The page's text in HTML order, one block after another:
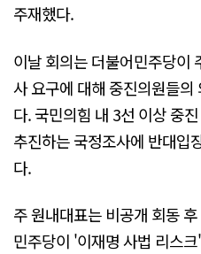
주재했다.
이날 회의는 더불어민주당이
사 요구에 대해 중진의원들
다. 국민의힘 내 3선 이상 중
추진하는 국정조사에 반대입
다.
주 원내대표는 비공개 회동
민주당이 '이재명 사법 리스